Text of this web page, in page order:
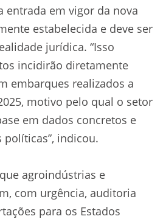
entrada em vigor da nova
estabelecida e deve ser
jurídica. “Isso
incidirão diretamente
embarques realizados a
motivo pelo qual o setor
em dados concretos e
políticas”, indicou.
agroindústrias e
com urgência, auditoria
para os Estados